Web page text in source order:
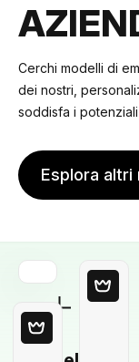
Cerchi modelli di
dei nostri,
soddisfa i
Esplora altri